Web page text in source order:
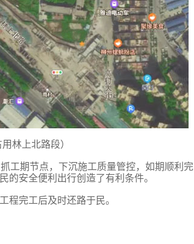
林上北路段）
工期节点，下沉施工质量管控，如期顺利完
的安全便利出行创造了有利条件。
程完工后及时还路于民。